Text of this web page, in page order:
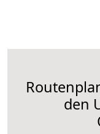
den